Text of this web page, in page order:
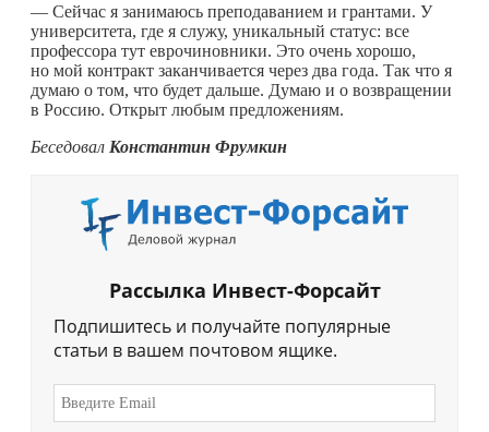
— Сейчас я занимаюсь преподаванием и грантами. У
университета, где я служу, уникальный статус: все
профессора тут еврочиновники. Это очень хорошо,
но мой контракт заканчивается через два года. Так что я
думаю о том, что будет дальше. Думаю и о возвращении
в Россию. Открыт любым предложениям.
Беседовал Константин Фрумкин
Рассылка Инвест-Форсайт
Подпишитесь и получайте популярные
статьи в вашем почтовом ящике.